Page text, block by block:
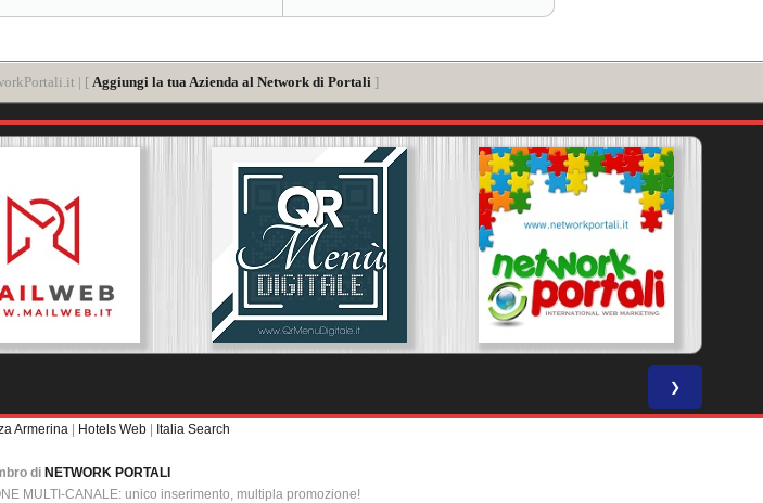
| [ Aggiungi la tua Azienda al Network di Portali ]
❯
Armerina | Hotels Web | Italia Search
di NETWORK PORTALI
MULTI-CANALE: unico inserimento, multipla promozione!